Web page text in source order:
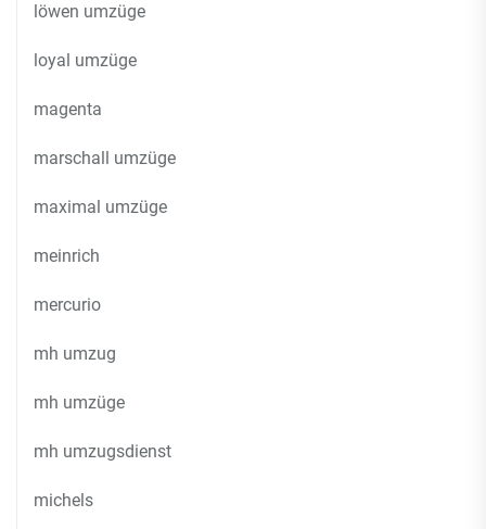
löwen umzüge
loyal umzüge
magenta
marschall umzüge
maximal umzüge
meinrich
mercurio
mh umzug
mh umzüge
mh umzugsdienst
michels